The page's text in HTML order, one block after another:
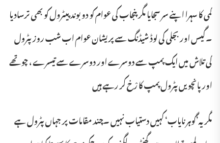
کمی کا سہرا اپنے سر سجایا مگر پنجاب کی عوام کو دو بوند پیٹرول کو بھی ترسادیا
۔گیس اور بجلی کی لوڈ شیڈنگ سے پریشان عوام اب شب روز پٹرول
کی تلاش میں ایک پمپ سے دوسرے اور دوسرے سے تیسرے ، چوتھے
اور پانچویں پٹرول پمپ کا رْخ کر رہے ہیں
مگر یہ’گوہر نایاب‘ کہیں دستیاب نہیں ۔چند مقامات پر جہاں پٹرول ہے